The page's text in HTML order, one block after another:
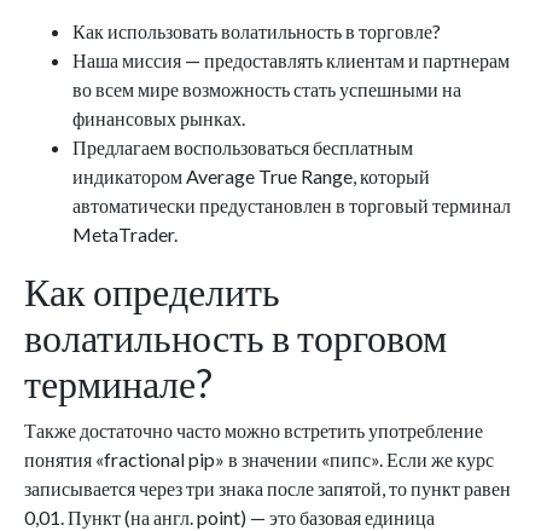
Как использовать волатильность в торговле?
Наша миссия — предоставлять клиентам и партнерам
во всем мире возможность стать успешными на
финансовых рынках.
Предлагаем воспользоваться бесплатным
индикатором Average True Range, который
автоматически предустановлен в торговый терминал
MetaTrader.
Как определить
волатильность в торговом
терминале?
Также достаточно часто можно встретить употребление
понятия «fractional pip» в значении «пипс». Если же курс
записывается через три знака после запятой, то пункт равен
0,01. Пункт (на англ. point) — это базовая единица